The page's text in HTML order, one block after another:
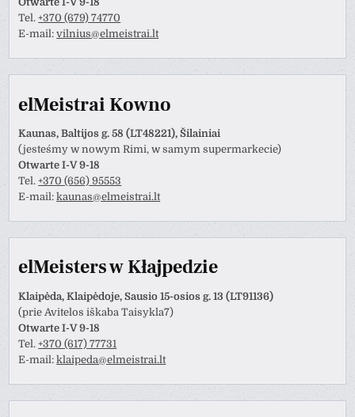
Tel.+370 (679) 74770
E-mail:vilnius@elmeistrai.lt
elMeistrai Kowno
Kaunas, Baltijos g. 58 (LT48221), Šilainiai
(jesteśmy w nowym Rimi, w samym supermarkecie)
Otwarte I-V 9-18
Tel.+370 (656) 95553
E-mail:kaunas@elmeistrai.lt
elMeisters w Kłajpedzie
Klaipėda, Klaipėdoje, Sausio 15-osios g. 13 (LT91136)
(prie Avitelos iškaba Taisykla7)
Otwarte I-V 9-18
Tel.+370 (617) 77731
E-mail:klaipeda@elmeistrai.lt